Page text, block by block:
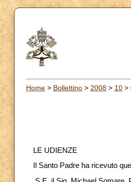
Home > Bollettino > 2008 > 10 >
LE UDIENZE
Il Santo Padre ha ricevuto